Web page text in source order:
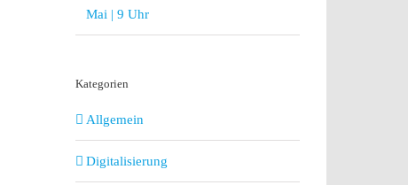
Mai | 9 Uhr
Kategorien
Allgemein
Digitalisierung